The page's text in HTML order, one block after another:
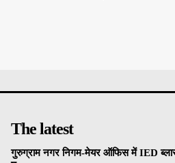
The latest
गुरुग्राम नगर निगम-मेयर ऑफिस में IED